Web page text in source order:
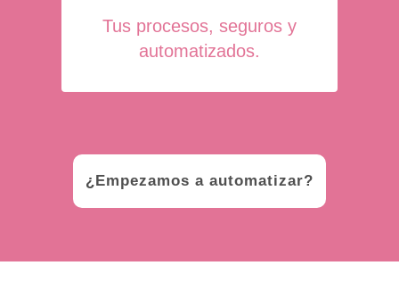
Tus procesos, seguros y
automatizados.
¿Empezamos a automatizar?